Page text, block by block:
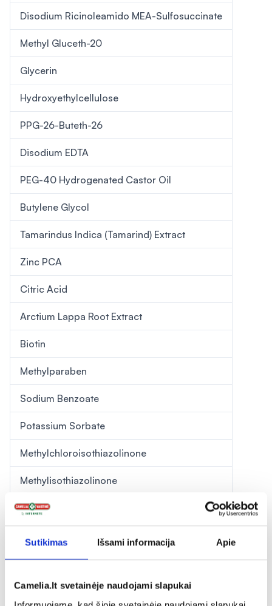
Sutikimas Išsami informacija Apie
Camelia.lt svetainėje naudojami slapukai
Disodium Ricinoleamido MEA-Sulfosuccinate
Methyl Gluceth-20
Glycerin
Hydroxyethylcellulose
PPG-26-Buteth-26
Disodium EDTA
PEG-40 Hydrogenated Castor Oil
Butylene Glycol
Tamarindus Indica (Tamarind) Extract
Zinc PCA
Citric Acid
Arctium Lappa Root Extract
Biotin
Methylparaben
Sodium Benzoate
Potassium Sorbate
Methylchloroisothiazolinone
Methylisothiazolinone
Parfum
Pranešti apie klaidą prekės aprašyme